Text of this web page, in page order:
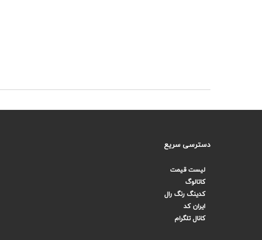
دسترسی سریع
لیست قیمت
کاتالوگ
کدینگ رنگ رال
ایران کد
کانال تلگرام